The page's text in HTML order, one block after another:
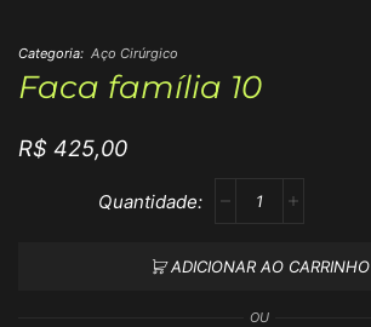
Categoria: Aço Cirúrgico
Faca família 10
R$ 425,00
ADICIONAR AO CARRINHO
OU